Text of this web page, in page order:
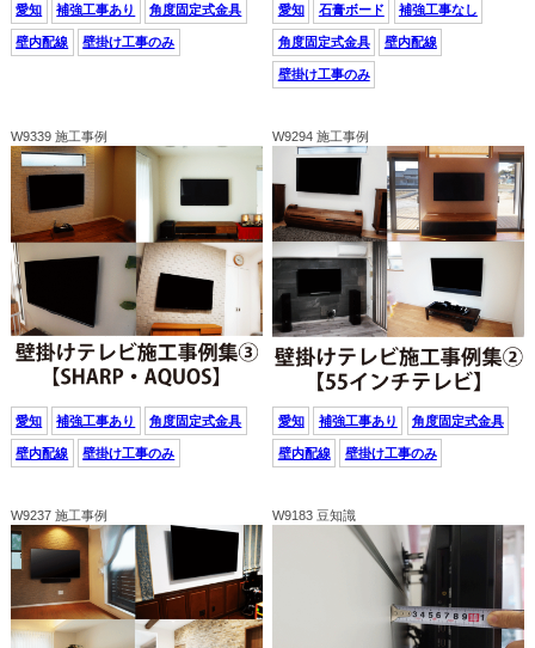
愛知 補強工事あり 角度固定式金具
壁内配線 壁掛け工事のみ
愛知 石膏ボード 補強工事なし
角度固定式金具 壁内配線
壁掛け工事のみ
W9339 施工事例
愛知 補強工事あり 角度固定式金具
壁内配線 壁掛け工事のみ
W9294 施工事例
愛知 補強工事あり 角度固定式金具
壁内配線 壁掛け工事のみ
W9237 施工事例 W9183 豆知識